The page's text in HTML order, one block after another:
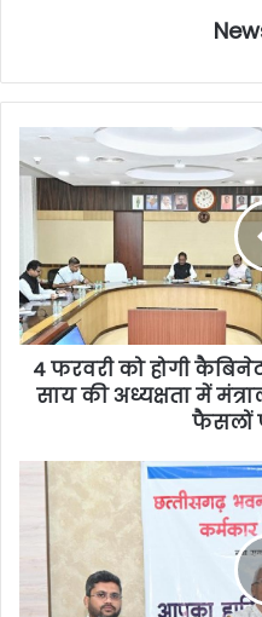
4 फरवरी को होगी
साय की अध्यक्षता में
फैसलों